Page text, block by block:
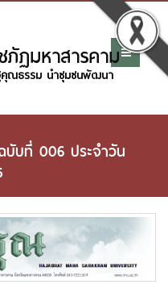
บที่ 006 ประจำวัน